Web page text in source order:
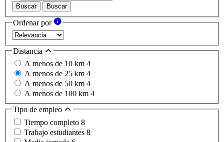
Buscar Buscar
Ordenar por
Distancia
A menos de 10 km 4
A menos de 25 km 4
A menos de 50 km 4
A menos de 100 km 4
Tipo de empleo
Tiempo completo 8
Trabajo estudiantes 8